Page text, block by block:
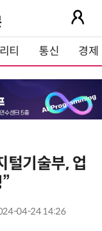
티 통신 경제
털기술부, 업
04-24 14:26